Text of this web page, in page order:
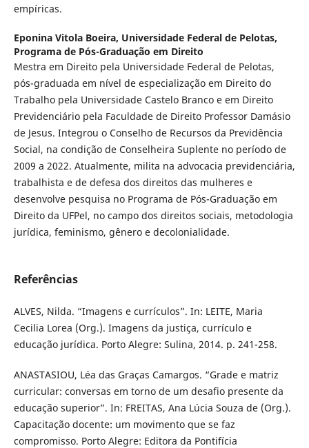
empíricas.
Eponina Vitola Boeira, Universidade Federal de Pelotas,
Programa de Pós-Graduação em Direito
Mestra em Direito pela Universidade Federal de Pelotas,
pós-graduada em nível de especialização em Direito do
Trabalho pela Universidade Castelo Branco e em Direito
Previdenciário pela Faculdade de Direito Professor Damásio
de Jesus. Integrou o Conselho de Recursos da Previdência
Social, na condição de Conselheira Suplente no período de
2009 a 2022. Atualmente, milita na advocacia previdenciária,
trabalhista e de defesa dos direitos das mulheres e
desenvolve pesquisa no Programa de Pós-Graduação em
Direito da UFPel, no campo dos direitos sociais, metodologia
jurídica, feminismo, gênero e decolonialidade.
Referências
ALVES, Nilda. “Imagens e currículos”. In: LEITE, Maria
Cecilia Lorea (Org.). Imagens da justiça, currículo e
educação jurídica. Porto Alegre: Sulina, 2014. p. 241-258.
ANASTASIOU, Léa das Graças Camargos. “Grade e matriz
curricular: conversas em torno de um desafio presente da
educação superior”. In: FREITAS, Ana Lúcia Souza de (Org.).
Capacitação docente: um movimento que se faz
compromisso. Porto Alegre: Editora da Pontifícia